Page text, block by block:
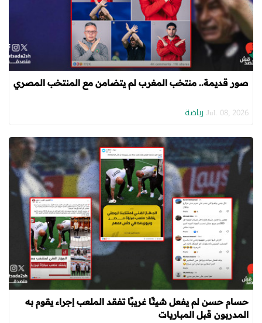
صور قديمة.. منتخب المغرب لم يتضامن مع المنتخب المصري
Jul. 08, 2026 رياضة
حسام حسن لم يفعل شيئًا غريبًا تفقد الملعب إجراء يقوم به
المدربون قبل المباريات